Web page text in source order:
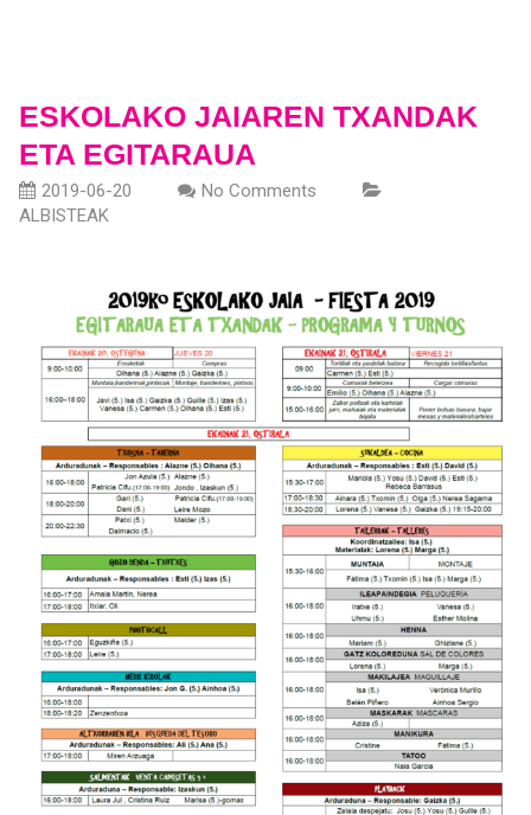
ESKOLAKO JAIAREN TXANDAK
ETA EGITARAUA
2019-06-20
No Comments
ALBISTEAK